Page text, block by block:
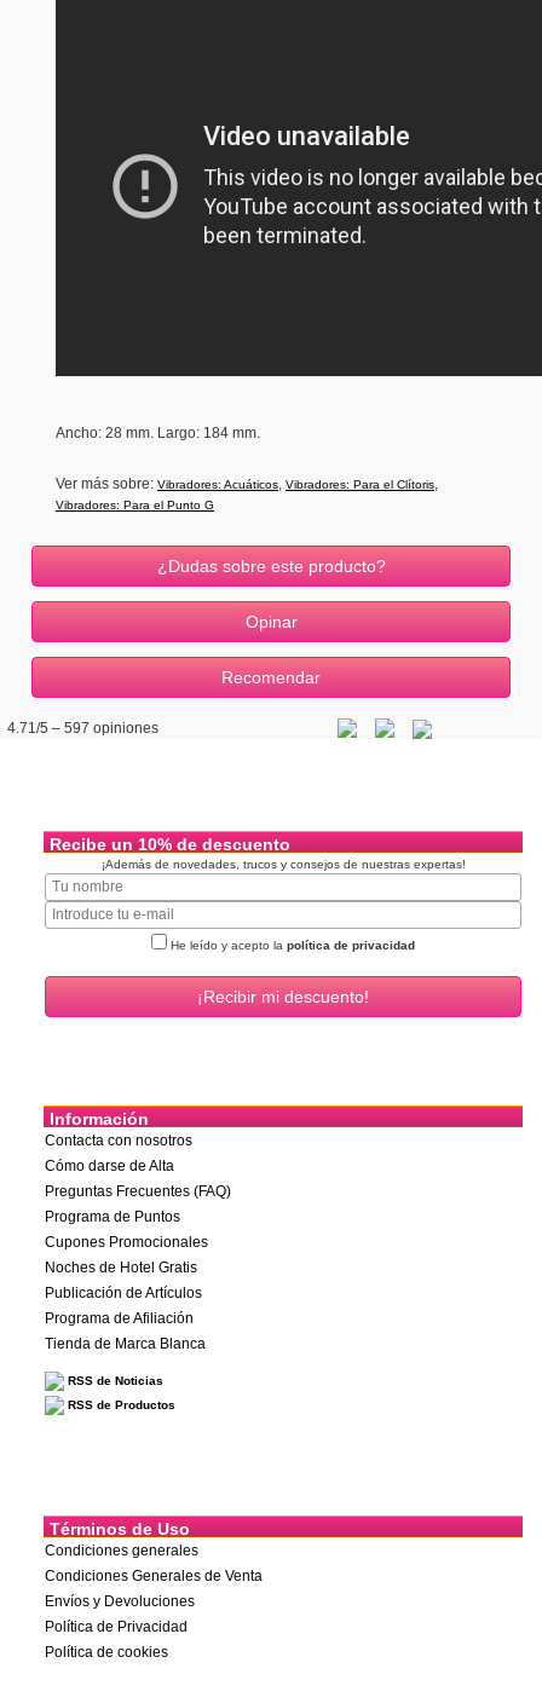
Ancho: 28 mm. Largo: 184 mm.
Ver más sobre: Vibradores: Acuáticos, Vibradores: Para el Clítoris,
Vibradores: Para el Punto G
¿Dudas sobre este producto?
4.71/5 – 597 opiniones
Recibe un 10% de descuento
¡Además de novedades, trucos y consejos de nuestras expertas!
He leído y acepto la política de privacidad
Información
Contacta con nosotros
Cómo darse de Alta
Preguntas Frecuentes (FAQ)
Programa de Puntos
Cupones Promocionales
Noches de Hotel Gratis
Publicación de Artículos
Programa de Afiliación
Tienda de Marca Blanca
RSS de Noticias
RSS de Productos
Términos de Uso
Condiciones generales
Condiciones Generales de Venta
Envíos y Devoluciones
Política de Privacidad
Política de cookies